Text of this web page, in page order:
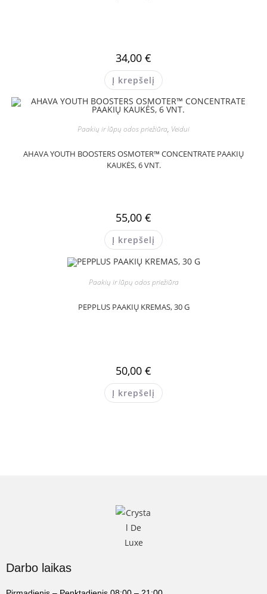
34,00 €
Į krepšelį
Paakių ir lūpų odos priežiūra, Veidui
AHAVA YOUTH BOOSTERS OSMOTER™ CONCENTRATE PAAKIŲ
KAUKĖS, 6 VNT.
55,00 €
Į krepšelį
Paakių ir lūpų odos priežiūra
PEPPLUS PAAKIŲ KREMAS, 30 G
50,00 €
Į krepšelį
Darbo laikas